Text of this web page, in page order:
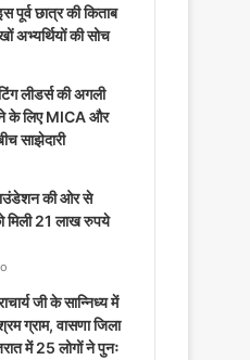
पूर्व छात्र की किताब
अभ्यर्थियों की सोच
लीडर्स की अगली
के लिए MICA और
साझेदारी
की ओर से
मिली 21 लाख रुपये
जी के सान्निध्य में
ग्राम, वासणा जिला
में 25 लोगों ने पुनः